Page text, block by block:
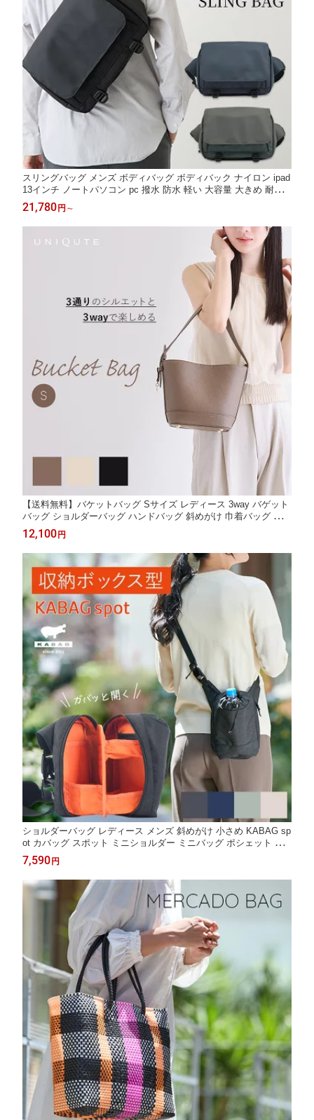
スリングバッグ メンズ ボディバッグ ボディバック ナイロン ipad
13インチ ノートパソコン pc 撥水 防水 軽い 大容量 大きめ 耐久
性 黒 ワンショルダーバッグ カメラバッグ 斜めがけバック シンプ
ル 黒 カーキ ネイビー Makuake 父の日 タフビッグスリング TRID
EAL tr0008
21,780 円 ～
【送料無料】バケットバッグ Sサイズ レディース 3way バゲット
バッグ ショルダーバッグ ハンドバッグ 斜めがけ 巾着バッグ 軽量
小さめ 大人可愛い 大人カジュアル 通勤 通学 旅行 ギフト プレゼ
ント ユニキュート uniqute uq142
12,100 円
ショルダーバッグ レディース メンズ 斜めがけ 小さめ KABAG sp
ot カバッグ スポット ミニショルダー ミニバッグ ポシェット 軽
量 270g ペットボトル 500ml 保冷 撥水 スマホ 財布 鍵 旅行 散歩
サブバッグ カバック 身軽おでかけショルダー
7,590 円